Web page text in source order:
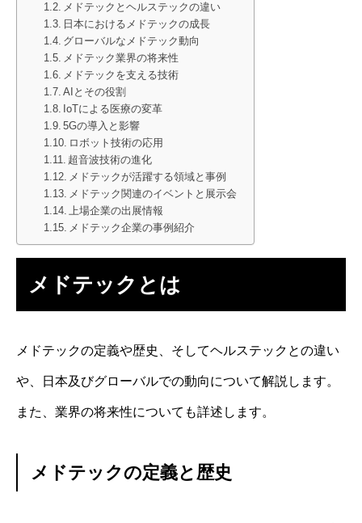
メドテックとヘルステックの違い
日本におけるメドテックの成長
グローバルなメドテック動向
メドテック業界の将来性
メドテックを支える技術
AIとその役割
IoTによる医療の変革
5Gの導入と影響
ロボット技術の応用
超音波技術の進化
メドテックが活躍する領域と事例
メドテック関連のイベントと展示会
上場企業の出展情報
メドテック企業の事例紹介
メドテックとは
メドテックの定義や歴史、そしてヘルステックとの違い
や、日本及びグローバルでの動向について解説します。
また、業界の将来性についても詳述します。
メドテックの定義と歴史